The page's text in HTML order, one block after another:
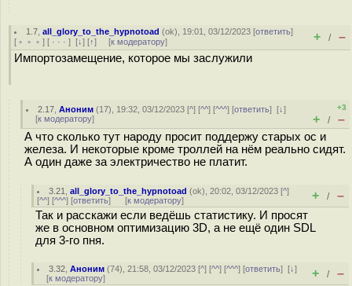
1.7 ,all_glory_to_the_hypnotoad (ok), 19:01, 03/12/2023 [ответить]
[ ﹢﹢﹢ ] [ · · · ] [↓] [↑] [к модератору] + / –
Импортозамещение, которое мы заслужили
2.17 ,Аноним (17), 19:32, 03/12/2023 [^] [^^] [^^^] [ответить][↓]
[к модератору]
+3
+ / –
А что сколько тут народу просит поддержу старых ос и
железа. И некоторые кроме троллей на нём реально сидят.
А один даже за электричество не платит.
3.21 ,all_glory_to_the_hypnotoad (ok), 20:02, 03/12/2023 [^]
[^^] [^^^] [ответить] [к модератору] + / –
Так и расскажи если ведёшь статистику. И просят
же в основном оптимизацию 3D, а не ещё один SDL
для 3-го пня.
3.32 ,Аноним (74), 21:58, 03/12/2023 [^] [^^] [^^^] [ответить][↓]
[к модератору] + / –